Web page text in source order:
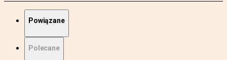
Powiązane
Polecane